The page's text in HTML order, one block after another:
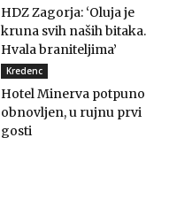
HDZ Zagorja: ‘Oluja je
kruna svih naših bitaka.
Hvala braniteljima’
Kredenc
Hotel Minerva potpuno
obnovljen, u rujnu prvi
gosti